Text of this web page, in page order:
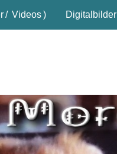
/ Videos) Digitalbilder